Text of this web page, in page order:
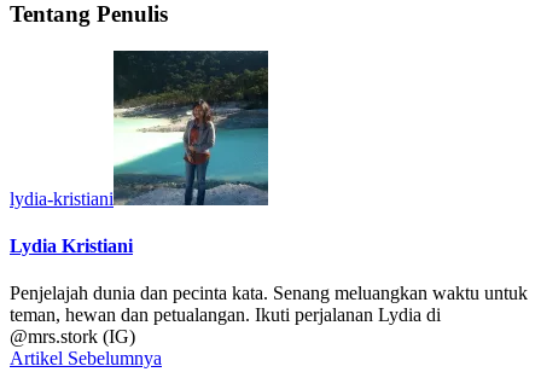
Tentang Penulis
lydia-kristiani
Lydia Kristiani
Penjelajah dunia dan pecinta kata. Senang meluangkan waktu untuk
teman, hewan dan petualangan. Ikuti perjalanan Lydia di
@mrs.stork (IG)
Artikel Sebelumnya